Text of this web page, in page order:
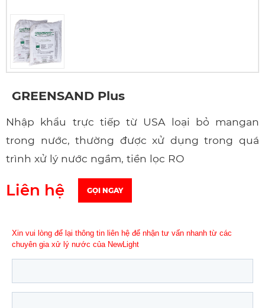
GREENSAND Plus
Nhập khẩu trực tiếp từ USA loại bỏ mangan
trong nước, thường được xử dụng trong quá
trình xử lý nước ngầm, tiền lọc RO
Liên hệ GỌI NGAY
Xin vui lòng để lại thông tin liên hệ để nhận tư vấn nhanh từ các
chuyên gia xử lý nước của NewLight